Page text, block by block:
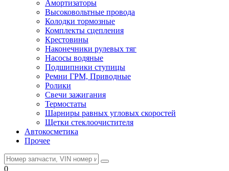
Амортизаторы
Высоковольтные провода
Колодки тормозные
Комплекты сцепления
Крестовины
Наконечники рулевых тяг
Насосы водяные
Подшипники ступицы
Ремни ГРМ, Приводные
Ролики
Свечи зажигания
Термостаты
Шарниры равных угловых скоростей
Щетки стеклоочистителя
Автокосметика
Прочее
0